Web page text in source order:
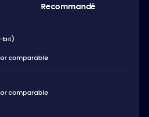
Recommandé
bit)
or comparable
or comparable